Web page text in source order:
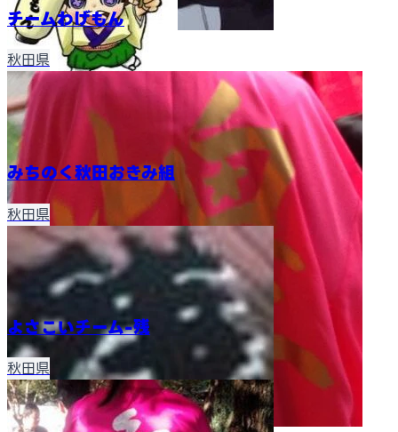
チームわげもん
秋田県
みちのく秋田おきみ組
秋田県
よさこいチーム-残
秋田県